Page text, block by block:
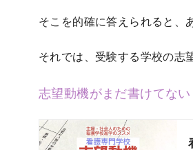
そこを的確に答えられると、
それでは、受験する学校の志
志望動機がまだ書けてな